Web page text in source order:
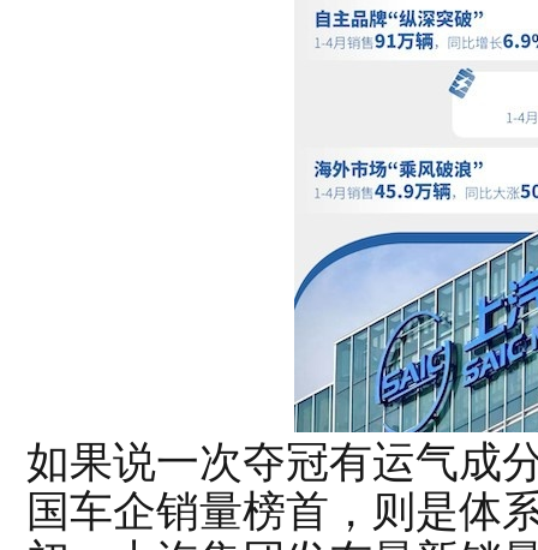
如果说一次夺冠有运气成
国车企销量榜首，则是体